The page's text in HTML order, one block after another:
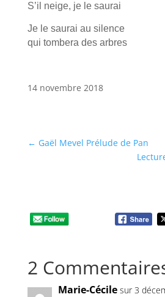
S’il neige, je le saurai
Je le saurai au silence
qui tombera des arbres
14 novembre 2018
← Gaël Mevel Prélude de Pan
2
Marie-Cécile sur 3